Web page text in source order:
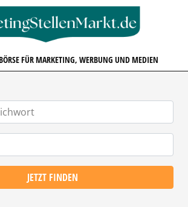
FÜR MARKETING, WERBUNG UND MEDIEN
JETZT FINDEN